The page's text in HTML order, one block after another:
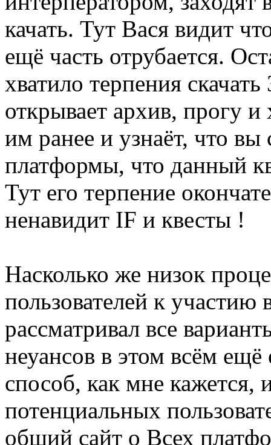
качать. Тут Вася видит
ещё часть отрубается.
хватило терпения
открывает архив, прогу и
им ранее и узнаёт, что вы
платформы, что данный
Тут его терпение
ненавидит IF и квесты !
Насколько же низок
пользователей к
рассматривал все
неуансов в этом всём
способ, как мне
потенциальных
общий сайт о Всех